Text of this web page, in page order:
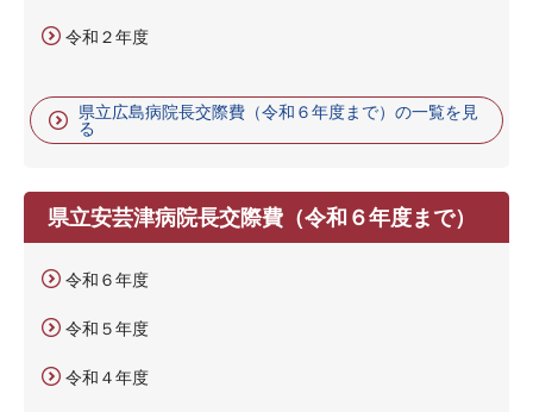
令和２年度
県立広島病院長交際費（令和６年度まで）の一覧を見
る
県立安芸津病院長交際費（令和６年度まで）
令和６年度
令和５年度
令和４年度